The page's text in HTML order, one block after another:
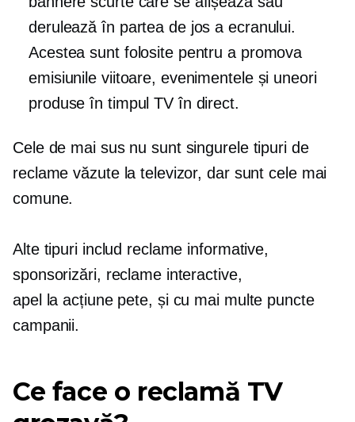
derulează în partea de jos a ecranului.
Acestea sunt folosite pentru a promova
emisiunile viitoare, evenimentele și uneori
produse în timpul TV în direct.
Cele de mai sus nu sunt singurele tipuri de
reclame văzute la televizor, dar sunt cele mai
comune.
Alte tipuri includ reclame informative,
sponsorizări, reclame interactive,
apel la acțiunepete, și cu mai multe puncte
campanii.
Ce face o reclamă TV